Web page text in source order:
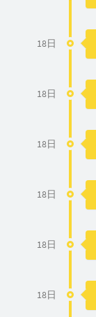
18日
18日
18日
18日
18日
18日